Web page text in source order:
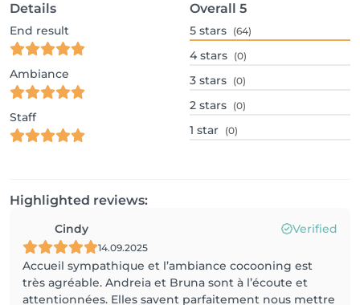
Details
End result
Ambiance
Staff
Overall 5
5 stars (64)
4 stars (0)
3 stars (0)
2 stars (0)
1 star (0)
Highlighted reviews:
Cindy Verified
14.09.2025
Accueil sympathique et l’ambiance cocooning est
très agréable. Andreia et Bruna sont à l’écoute et
attentionnées. Elles savent parfaitement nous mettre